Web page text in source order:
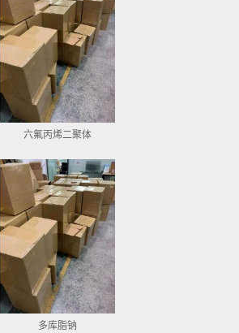
六氟丙烯二聚体
多库脂钠